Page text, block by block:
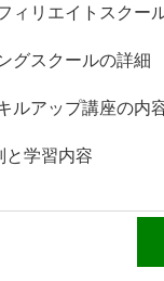
ィリエイトスクー
グスクールの詳細
ルアップ講座の内
と学習内容